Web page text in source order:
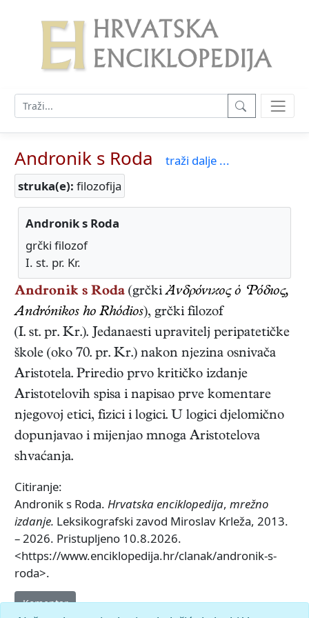
Andronik s Roda
traži dalje ...
struka(e): filozofija
Andronik s Roda
grčki filozof
I. st. pr. Kr.
Andronik s Roda (grčkiἈνδρόνıϰος ὁ ‘Ρόδıος,
Andrónikos ho Rhódios), grčki filozof
(I. st. pr. Kr.). Jedanaesti upravitelj peripatetičke
škole (oko 70. pr. Kr.) nakon njezina osnivača
Aristotela. Priredio prvo kritičko izdanje
Aristotelovih spisa i napisao prve komentare
njegovoj etici, fizici i logici. U logici djelomično
dopunjavao i mijenjao mnoga Aristotelova
shvaćanja.
Citiranje:
Andronik s Roda. Hrvatska enciklopedija, mrežno
izdanje. Leksikografski zavod Miroslav Krleža, 2013.
– 2026. Pristupljeno 10.8.2026.
<https://www.enciklopedija.hr/clanak/andronik-s-
roda>.
Komentar